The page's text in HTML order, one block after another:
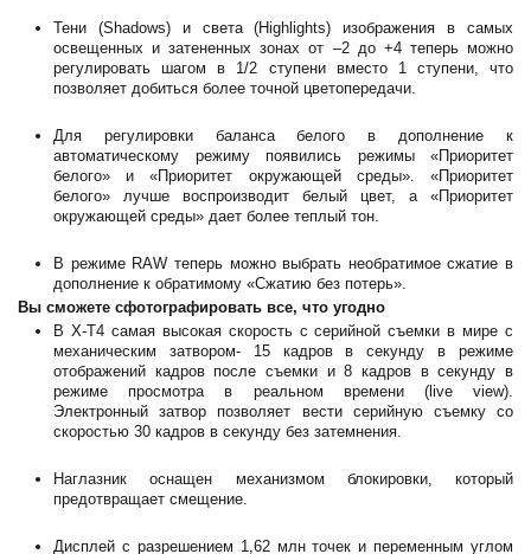
Тени (Shadows) и света (Highlights) изображения в самых
освещенных и затененных зонах от –2 до +4 теперь можно
регулировать шагом в 1/2 ступени вместо 1 ступени, что
позволяет добиться более точной цветопередачи.
Для регулировки баланса белого в дополнение к
автоматическому режиму появились режимы «Приоритет
белого» и «Приоритет окружающей среды». «Приоритет
белого» лучше воспроизводит белый цвет, а «Приоритет
окружающей среды» дает более теплый тон.
В режиме RAW теперь можно выбрать необратимое сжатие в
дополнение к обратимому «Сжатию без потерь».
Вы сможете сфотографировать все, что угодно
В X-T4 самая высокая скорость с серийной съемки в мире с
механическим затвором- 15 кадров в секунду в режиме
отображений кадров после съемки и 8 кадров в секунду в
режиме просмотра в реальном времени (live view).
Электронный затвор позволяет вести серийную съемку со
скоростью 30 кадров в секунду без затемнения.
Наглазник оснащен механизмом блокировки, который
предотвращает смещение.
Дисплей с разрешением 1,62 млн точек и переменным углом